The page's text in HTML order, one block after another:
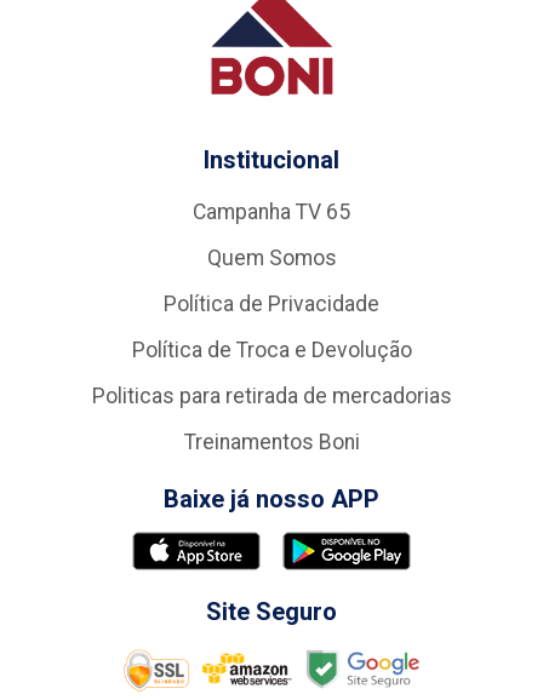
Institucional
Campanha TV 65
Quem Somos
Política de Privacidade
Política de Troca e Devolução
Politicas para retirada de mercadorias
Treinamentos Boni
Baixe já nosso APP
Site Seguro